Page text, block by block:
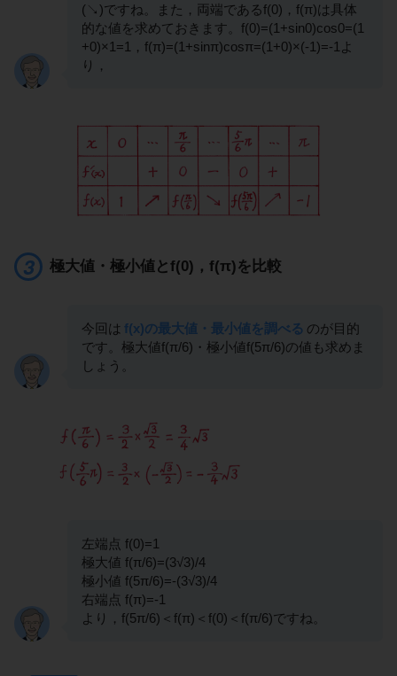
(↘)ですね。また，両端であるf(0)，f(π)は具体
的な値を求めておきます。f(0)=(1+sin0)cos0=(1
+0)×1=1，f(π)=(1+sinπ)cosπ=(1+0)×(-1)=-1よ
り，
極大値・極小値とf(0)，f(π)を比較
今回は f(x)の最大値・最小値を調べる のが目的
です。極大値f(π/6)・極小値f(5π/6)の値も求めま
しょう。
左端点 f(0)=1
極大値 f(π/6)=(3√3)/4
極小値 f(5π/6)=-(3√3)/4
右端点 f(π)=-1
より，f(5π/6)＜f(π)＜f(0)＜f(π/6)ですね。